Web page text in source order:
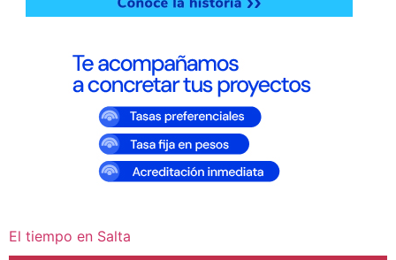
El tiempo en Salta